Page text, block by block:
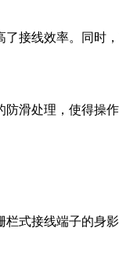
接线效率。同时
滑处理，使得操作
式接线端子的身影